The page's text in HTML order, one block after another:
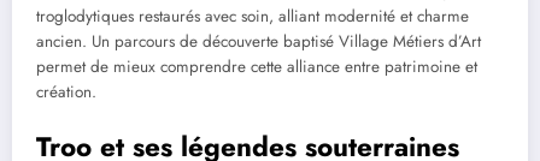
troglodytiques restaurés avec soin, alliant modernité et charme
ancien. Un parcours de découverte baptisé Village Métiers d’Art
permet de mieux comprendre cette alliance entre patrimoine et
création.
Troo et ses légendes souterraines